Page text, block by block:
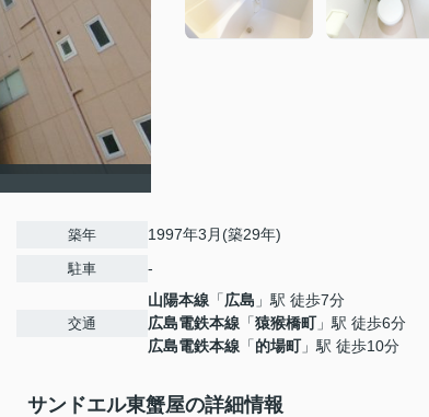
築年 1997年3月(築29年)
駐車 -
交通
山陽本線 「広島 」駅 徒歩7分
広島電鉄本線 「猿猴橋町」駅 徒歩6分
広島電鉄本線 「的場町」駅 徒歩10分
サンドエル東蟹屋の詳細情報